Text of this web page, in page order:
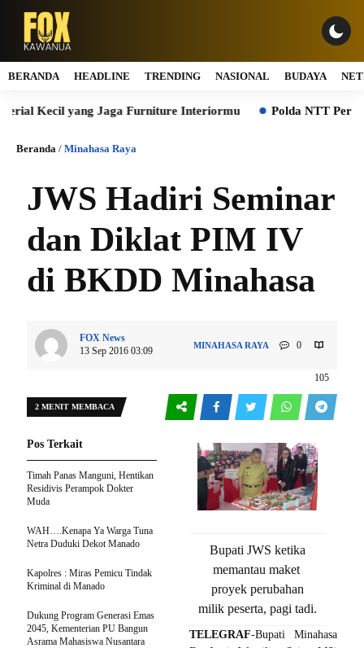
BERANDA HEADLINE TRENDING NASIONAL BUDAYA
yang Jaga Furniture Interiormu Polda NTT Perkuat
Beranda / Minahasa Raya
JWS Hadiri Seminar
dan Diklat PIM IV
di BKDD Minahasa
FOX News
13 Sep 2016 03:09
MINAHASA RAYA 0
105
2 MENIT MEMBACA
Bupati JWS ketika
memantau maket
proyek perubahan
milik peserta, pagi tadi.
TELEGRAF-Bupati Minahasa
Pos Terkait
Timah Panas Manguni, Hentikan
Residivis Perampok Dokter
Muda
WAH….Kenapa Ya Warga Tuna
Netra Duduki Dekot Manado
Kapolres : Miras Pemicu Tindak
Kriminal di Manado
Dukung Program Generasi Emas
2045, Kementerian PU Bangun
Asrama Mahasiswa Nusantara